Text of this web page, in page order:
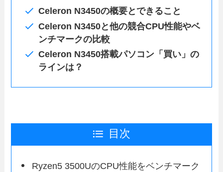
Celeron N3450の概要とできること
Celeron N3450と他の競合CPU性能やベ
ンチマークの比較
Celeron N3450搭載パソコン「買い」の
ラインは？
目次
Ryzen5 3500UのCPU性能をベンチマーク